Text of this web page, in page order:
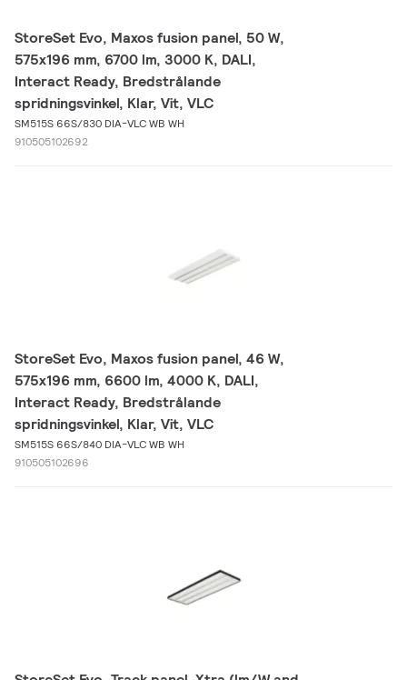
StoreSet Evo, Maxos fusion panel, 50 W,
575x196 mm, 6700 lm, 3000 K, DALI,
Interact Ready, Bredstrålande
spridningsvinkel, Klar, Vit, VLC
SM515S 66S/830 DIA-VLC WB WH
910505102692
StoreSet Evo, Maxos fusion panel, 46 W,
575x196 mm, 6600 lm, 4000 K, DALI,
Interact Ready, Bredstrålande
spridningsvinkel, Klar, Vit, VLC
SM515S 66S/840 DIA-VLC WB WH
910505102696